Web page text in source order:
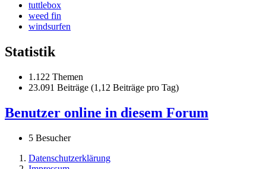
tuttlebox
weed fin
windsurfen
Statistik
1.122 Themen
23.091 Beiträge (1,12 Beiträge pro Tag)
Benutzer online in diesem Forum
5 Besucher
Datenschutzerklärung